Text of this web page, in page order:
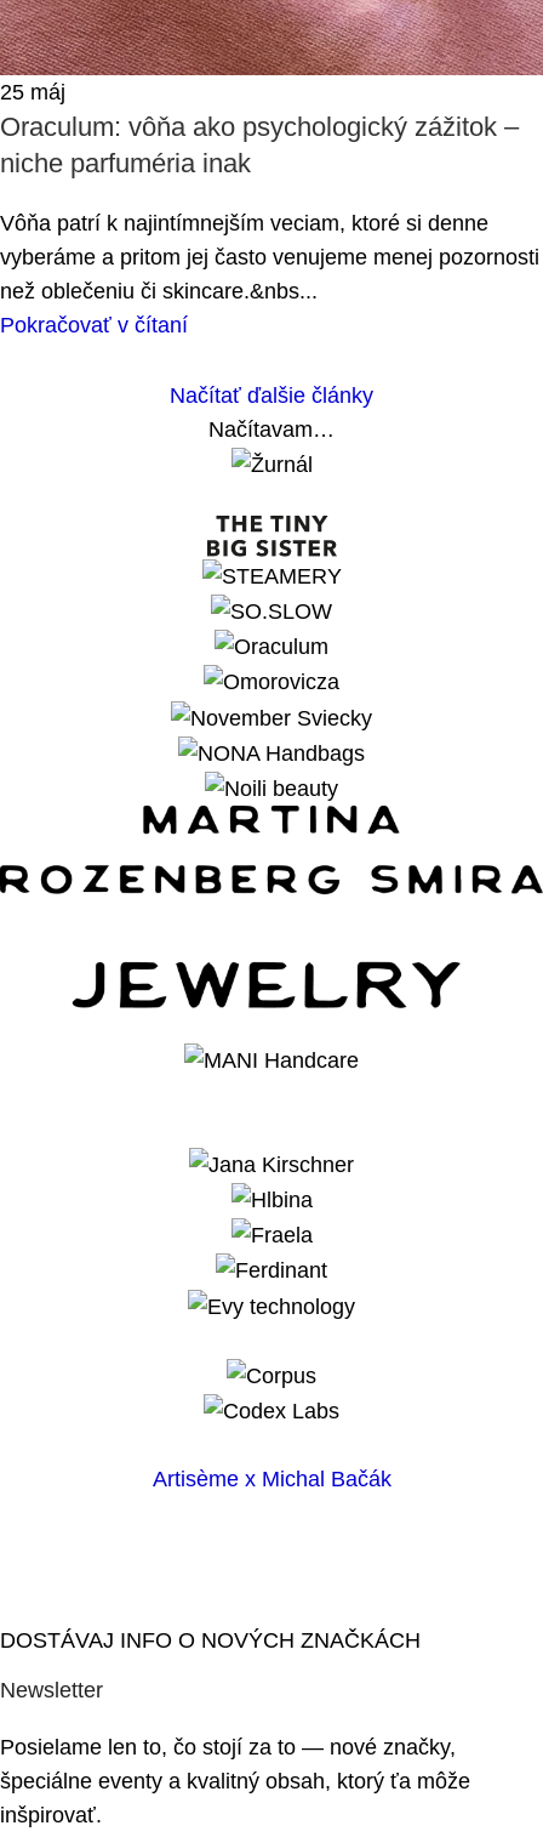
25 máj
Oraculum: vôňa ako psychologický zážitok –
niche parfuméria inak
Vôňa patrí k najintímnejším veciam, ktoré si denne
vyberáme a pritom jej často venujeme menej pozornosti
než oblečeniu či skincare.&nbs...
Pokračovať v čítaní
Načítať ďalšie články
Načítavam…
Artisème x Michal Bačák
DOSTÁVAJ INFO O NOVÝCH ZNAČKÁCH
Newsletter
Posielame len to, čo stojí za to — nové značky,
špeciálne eventy a kvalitný obsah, ktorý ťa môže
inšpirovať.